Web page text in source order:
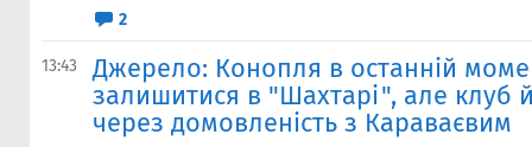
2
13:43
Джерело: Конопля в останній
залишитися в "Шахтарі", але клуб
через домовленість з Караваєвим